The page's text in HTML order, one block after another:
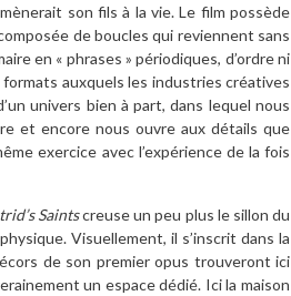
son fils à la vie. Le film possède
de boucles qui reviennent sans
en « phrases » périodiques, d’ordre ni
auxquels les industries créatives
univers bien à part, dans lequel nous
et encore nous ouvre aux détails que
exercice avec l’expérience de la fois
Saintscreuse un peu plus le sillon du
Visuellement, il s’inscrit dans la
de son premier opus trouveront ici
un espace dédié. Ici la maison